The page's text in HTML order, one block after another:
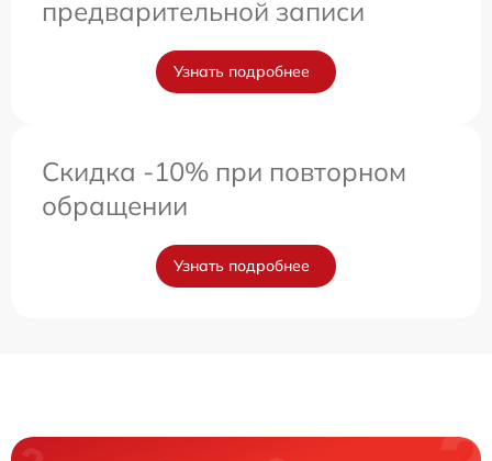
предварительной записи
Узнать подробнее
Скидка -10% при повторном
обращении
Узнать подробнее